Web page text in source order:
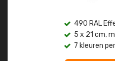
490 RAL
5 x 21 cm,
7 kleuren